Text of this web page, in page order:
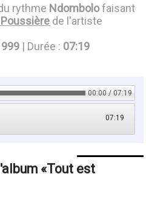
rythme Ndombolofaisant
de l'artiste
| Durée : 07:19
00:00 / 07:19
07:19
Tout est